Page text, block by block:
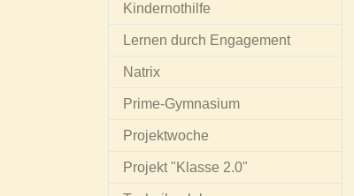
Kindernothilfe
Lernen durch Engagement
Natrix
Prime-Gymnasium
Projektwoche
Projekt "Klasse 2.0"